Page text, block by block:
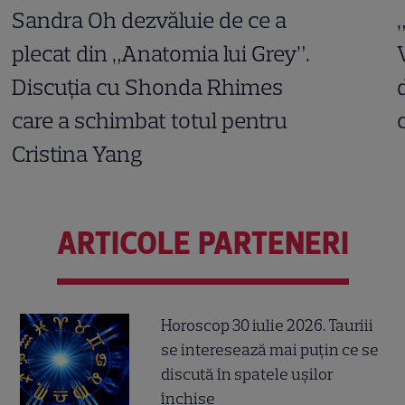
Sandra Oh dezvăluie de ce a
plecat din „Anatomia lui Grey”.
Discuția cu Shonda Rhimes
care a schimbat totul pentru
Cristina Yang
ARTICOLE PARTENERI
Horoscop 30 iulie 2026. Tauriii
se interesează mai puțin ce se
discută în spatele ușilor
închise